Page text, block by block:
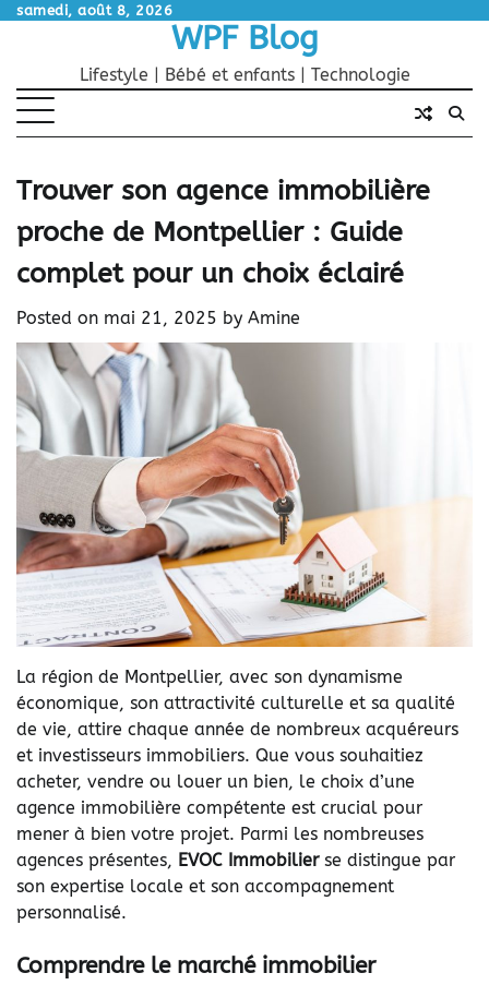
Skipsamedi, août 8, 2026
WPF Blog
Lifestyle | Bébé et enfants | Technologie
Trouver son agence immobilière
proche de Montpellier : Guide
complet pour un choix éclairé
Posted on mai 21, 2025 by Amine
La région de Montpellier, avec son dynamisme
économique, son attractivité culturelle et sa qualité
de vie, attire chaque année de nombreux acquéreurs
et investisseurs immobiliers. Que vous souhaitiez
acheter, vendre ou louer un bien, le choix d’une
agence immobilière compétente est crucial pour
mener à bien votre projet. Parmi les nombreuses
agences présentes, EVOC Immobilierse distingue par
son expertise locale et son accompagnement
personnalisé.
Comprendre le marché immobilier